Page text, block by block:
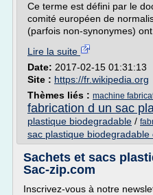
Ce terme est défini par le
comité européen de
(parfois non-synonymes)
Lire la suite
Date: 2017-02-15 01:31:13
Site : https://fr.wikipedia.org
Thèmes liés : machine
fabrication d un sac
plastique biodegradable /
sac plastique biodegradable
Sachets et sacs
Sac-zip.com
Inscrivez-vous à notre